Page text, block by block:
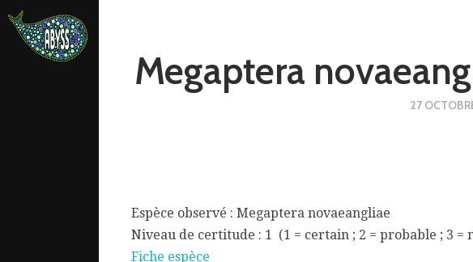
Megaptera
27
Espèce observé : Megaptera novaeangliae
Niveau de certitude : 1 (1 = certain ; 2 = probable ; 3 =
Fiche espèce